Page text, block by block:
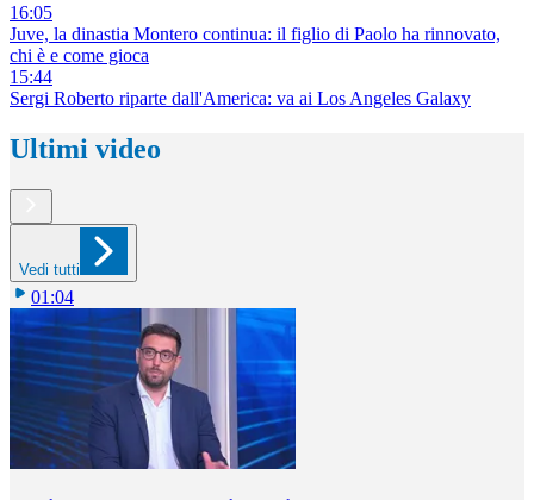
16:05
Juve, la dinastia Montero continua: il figlio di Paolo ha rinnovato,
chi è e come gioca
15:44
Sergi Roberto riparte dall'America: va ai Los Angeles Galaxy
Ultimi video
Vedi tutti
01:04